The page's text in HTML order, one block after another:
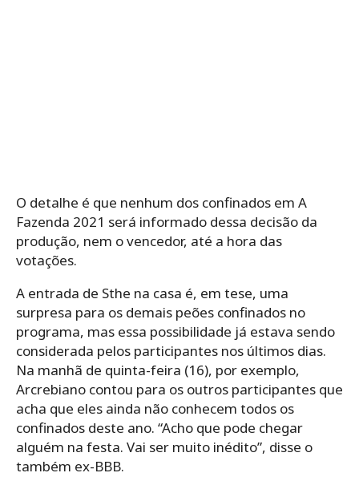
O detalhe é que nenhum dos confinados em A
Fazenda 2021 será informado dessa decisão da
produção, nem o vencedor, até a hora das
votações.
A entrada de Sthe na casa é, em tese, uma
surpresa para os demais peões confinados no
programa, mas essa possibilidade já estava sendo
considerada pelos participantes nos últimos dias.
Na manhã de quinta-feira (16), por exemplo,
Arcrebiano contou para os outros participantes que
acha que eles ainda não conhecem todos os
confinados deste ano. “Acho que pode chegar
alguém na festa. Vai ser muito inédito”, disse o
também ex-BBB.